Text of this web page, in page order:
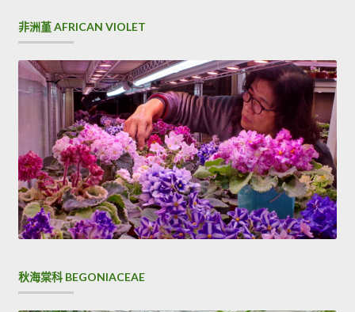
非洲堇 AFRICAN VIOLET
秋海棠科 BEGONIACEAE